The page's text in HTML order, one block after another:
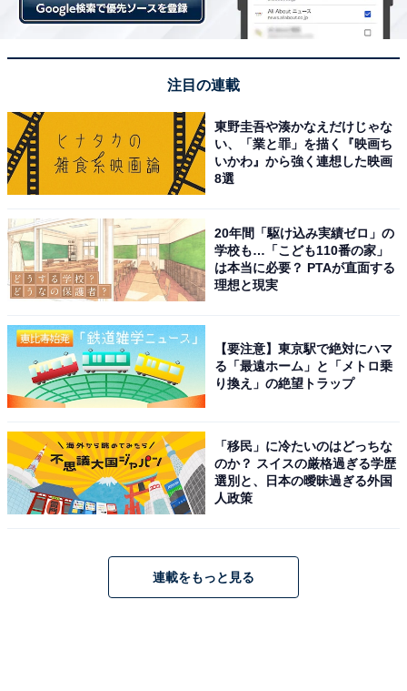
注目の連載
東野圭吾や湊かなえだけじゃな
い、「業と罪」を描く『映画ち
いかわ』から強く連想した映画
8選
20年間「駆け込み実績ゼロ」の
学校も…「こども110番の家」
は本当に必要？ PTAが直面する
理想と現実
【要注意】東京駅で絶対にハマ
る「最遠ホーム」と「メトロ乗
り換え」の絶望トラップ
「移民」に冷たいのはどっちな
のか？ スイスの厳格過ぎる学歴
選別と、日本の曖昧過ぎる外国
人政策
連載をもっと見る